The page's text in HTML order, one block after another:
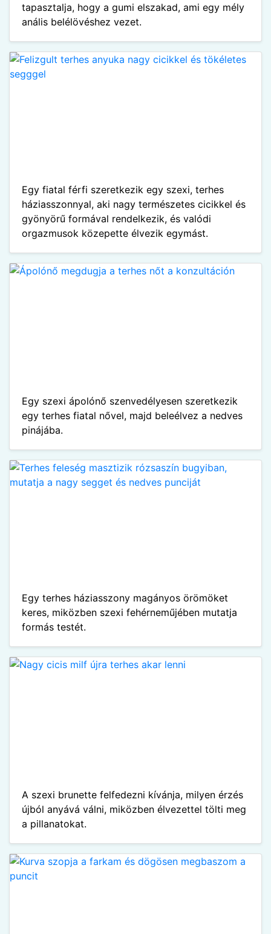
tapasztalja, hogy a gumi elszakad, ami egy mély
anális belélövéshez vezet.
Egy fiatal férfi szeretkezik egy szexi, terhes
háziasszonnyal, aki nagy természetes cicikkel és
gyönyörű formával rendelkezik, és valódi
orgazmusok közepette élvezik egymást.
Egy szexi ápolónő szenvedélyesen szeretkezik
egy terhes fiatal nővel, majd beleélvez a nedves
pinájába.
Egy terhes háziasszony magányos örömöket
keres, miközben szexi fehérneműjében mutatja
formás testét.
A szexi brunette felfedezni kívánja, milyen érzés
újból anyává válni, miközben élvezettel tölti meg
a pillanatokat.